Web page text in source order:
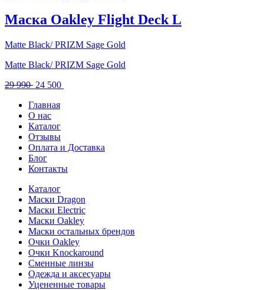
790 .
000 .
Маска Oakley Flight Deck L
Matte Black/ PRIZM Sage Gold
Matte Black/ PRIZM Sage Gold
29 990 Первоначальная
составляла
29
990 .
24 500
Главная
О нас
Каталог
Отзывы
Оплата и Доставка
Блог
Контакты
Каталог
Маски Dragon
Маски Electric
Маски Oakley
Маски остальных брендов
Очки Oakley
Очки Knockaround
Сменные линзы
Одежда и аксесуары
Уцененные товары